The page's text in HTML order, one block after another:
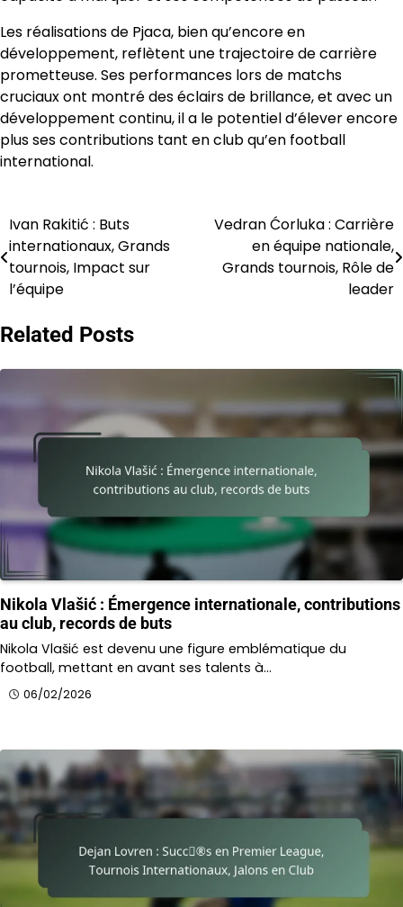
Les réalisations de Pjaca, bien qu’encore en
développement, reflètent une trajectoire de carrière
prometteuse. Ses performances lors de matchs
cruciaux ont montré des éclairs de brillance, et avec un
développement continu, il a le potentiel d’élever encore
plus ses contributions tant en club qu’en football
international.
Post
navigation
Ivan Rakitić : Buts
internationaux, Grands
tournois, Impact sur
l’équipe
Vedran Ćorluka : Carrière
en équipe nationale,
Grands tournois, Rôle de
leader
Related Posts
Nikola Vlašić : Émergence internationale, contributions
au club, records de buts
Nikola Vlašić est devenu une figure emblématique du
football, mettant en avant ses talents à…
06/02/2026